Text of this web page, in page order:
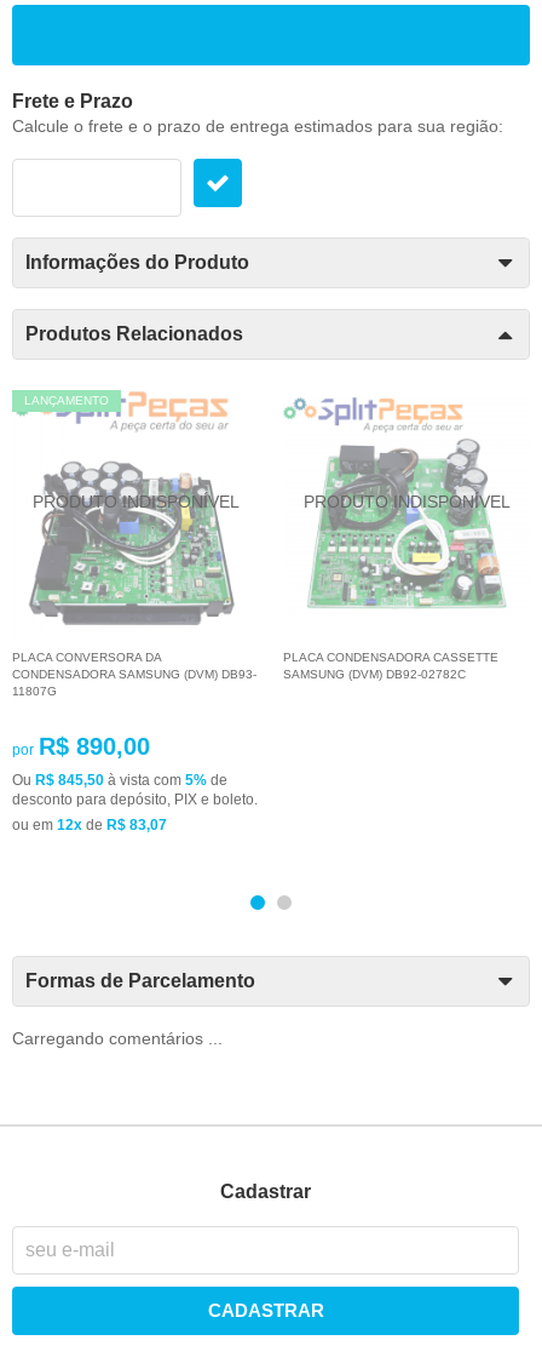
Frete e Prazo
Calcule o frete e o prazo de entrega estimados para sua região:
Informações do Produto
Produtos Relacionados
LANÇAMENTO
PLACA CONVERSORA DA
CONDENSADORA SAMSUNG (DVM) DB93-
11807G
por R$ 890,00
Ou R$ 845,50 à vista com 5% de
desconto para depósito, PIX e boleto.
ou em 12x de R$ 83,07
PLACA CONDENSADORA CASSETTE
SAMSUNG (DVM) DB92-02782C
Formas de Parcelamento
Carregando comentários ...
Cadastrar
CADASTRAR